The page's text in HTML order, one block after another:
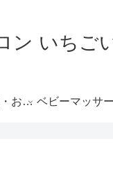
ン いちご
おす ベビーマッサ